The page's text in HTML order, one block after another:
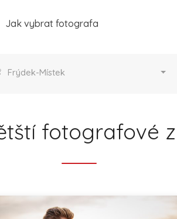
Jak vybrat fotografa
Frýdek-Místek
fotografové